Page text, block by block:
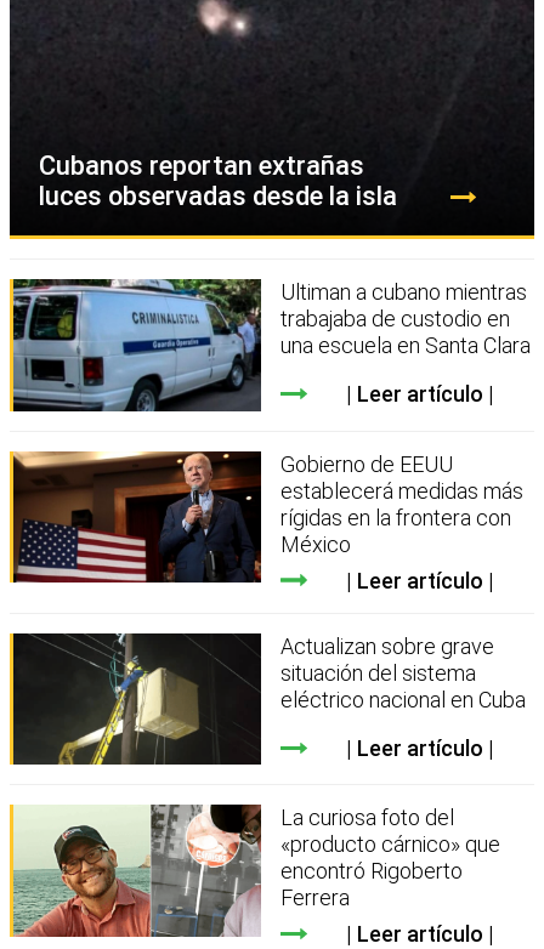
Cubanos reportan extrañas
luces observadas desde la isla
Ultiman a cubano mientras
trabajaba de custodio en
una escuela en Santa Clara
Leer artículo
Gobierno de EEUU
establecerá medidas más
rígidas en la frontera con
México
Leer artículo
Actualizan sobre grave
situación del sistema
eléctrico nacional en Cuba
Leer artículo
La curiosa foto del
«producto cárnico» que
encontró Rigoberto
Ferrera
Leer artículo